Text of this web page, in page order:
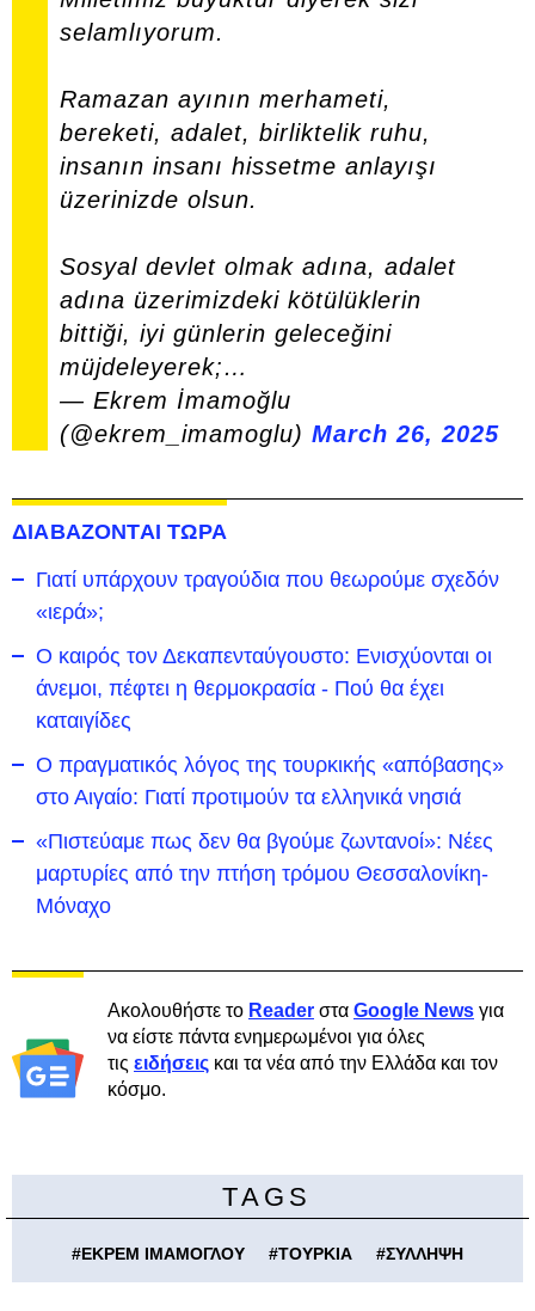
selamlıyorum.
Ramazan ayının merhameti,
bereketi, adalet, birliktelik ruhu,
insanın insanı hissetme anlayışı
üzerinizde olsun.
Sosyal devlet olmak adına, adalet
adına üzerimizdeki kötülüklerin
bittiği, iyi günlerin geleceğini
müjdeleyerek;…
— Ekrem İmamoğlu
(@ekrem_imamoglu) March 26, 2025
ΔΙΑΒΑΖΟΝΤΑΙ ΤΩΡΑ
Γιατί υπάρχουν τραγούδια που θεωρούμε σχεδόν
«ιερά»;
Ο καιρός τον Δεκαπενταύγουστο: Ενισχύονται οι
άνεμοι, πέφτει η θερμοκρασία - Πού θα έχει
καταιγίδες
Ο πραγματικός λόγος της τουρκικής «απόβασης»
στο Αιγαίο: Γιατί προτιμούν τα ελληνικά νησιά
«Πιστεύαμε πως δεν θα βγούμε ζωντανοί»: Νέες
μαρτυρίες από την πτήση τρόμου Θεσσαλονίκη-
Μόναχο
Ακολουθήστε το Reader στα Google News για
να είστε πάντα ενημερωμένοι για όλες
τις ειδήσεις και τα νέα από την Ελλάδα και τον
κόσμο.
TAGS
#ΕΚΡΕΜ ΙΜΑΜΟΓΛΟΥ #ΤΟΥΡΚΙΑ #ΣΥΛΛΗΨΗ